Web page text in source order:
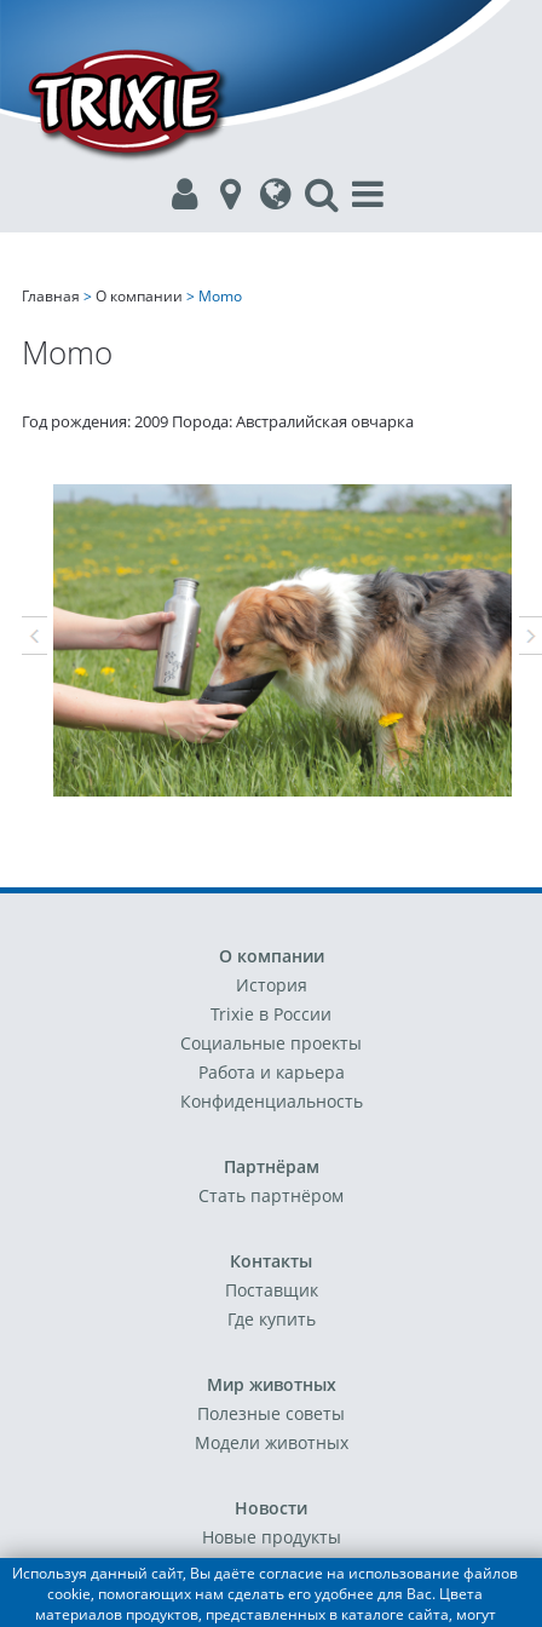
Главная >О компании > Momo
Momo
Год рождения: 2009 Порода: Австралийская овчарка
О компании
История
Trixie в России
Социальные проекты
Работа и карьера
Конфиденциальность
Партнёрам
Стать партнёром
Контакты
Поставщик
Где купить
Мир животных
Полезные советы
Модели животных
Новости
Новые продукты
События
Используя данный сайт, Вы даёте согласие на использование файлов
cookie, помогающих нам сделать его удобнее для Вас. Цвета
материалов продуктов, представленных в каталоге сайта, могут